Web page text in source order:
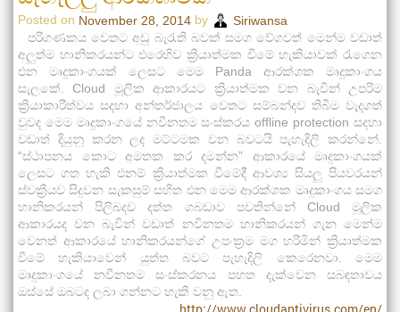
Posted on November 28, 2014 by
Siriwansa
පරිගණකය වෙතට අඩු බැ‍රැති බවක් සමග වේගවත් මෙන්ම වඩාත්
අලුත්ම හානිකරයන්ට එරෙහිව ක්‍රියාත්මක වීමේ හැකියාවක් ‍රැගෙන
එන මෘදුකාංගයක් ලෙසට මෙම Panda ආරක්ශක මෘදුකාංගය
සැලකේ. Cloud මූලික ආකාරයට ක්‍රියාත්මක වන බැවින් උපරිම
ක්‍රියාකාරීත්වය සදහා අන්තර්ජාලය වෙතට සම්බන්දව තිබීම වැදගත්
වුවද මෙම මෘදුකාංගයේ නවීනතම සංස්කරය offline protection සදහා
වඩාත් දියුනු කරන ලද මට්ටමක වන බවටයි පැහැදිලි කරන්නේ.
“ස්ථාපනය කොට අමතක කර දමන්න” ආකාරයේ මෘදුකාංගයක්
ලෙසට ගත හැකි එනම් ක්‍රියාත්මක වීමේදී ආවශ්‍ය සියලු පියවරයන්
ස්වක්‍රීයව සිදුවන සැකසුම් සහිත එන මෙම ආරක්ශක මෘදුකාංගය සමග
හානිකරයන් පිලිබදව දත්ත ගබඩාව පවතින්නේ Cloud මූලික
ආකාරයද වන බැවින් වඩාත් නවිනතම හානිකරයන් ගැන මෙන්ම
වෙනත් ආකාරයේ හානිකරයන්ගේ උපංක්‍රම මග හරිමින් ක්‍රියාත්මක
වීමේ හැකියාවෙන් යුත්ත බවට පැහැදිලි කෙරෙනවා. මෙම
මෘදුකාංගයේ නවීනතම සංස්කරනය පහත දැක්වෙන සබඳතාවය
ඔස්සේ ඔබටද ලබා ගන්නට හැකි වනු ඇත.